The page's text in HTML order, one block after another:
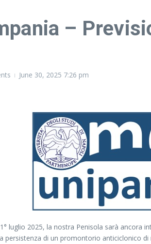
–
June 30, 2025 7:26 pm
luglio 2025, la nostra Penisola sarà
persistenza di un promontorio anticiclonico